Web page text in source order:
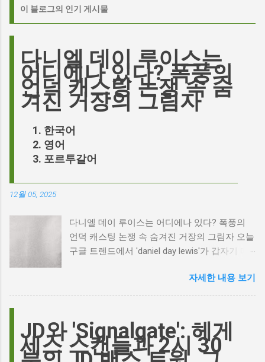
이 블로그의 인기 게시물
다니엘 데이 루이스는
어디에나 있다? 폭풍의
언덕 캐스팅 논쟁 속 숨
겨진 거장의 그림자
한국어
영어
포르투갈어
12월 05, 2025
다니엘 데이 루이스는 어디에나 있다? 폭풍의
언덕 캐스팅 논쟁 속 숨겨진 거장의 그림자 오늘
구글 트렌드에서 'daniel day lewis'가 갑자기 떠
이름이 왜 다시 사람들의 입에 오르내리는 걸까
요? 표면적으로는 마고 로비가 제작하고 주연을
이 그 시작입니다. 하지만 그 이면에는 '연기'라
는 예술에 대한 깊은 갈망과, 완벽주의를 향한
끊임없는 열망이 숨겨져 있습니다. Photo by
자세한 내용 보기
JD와 'Signalgate': 헤게
세스 스캔들과 2시 30